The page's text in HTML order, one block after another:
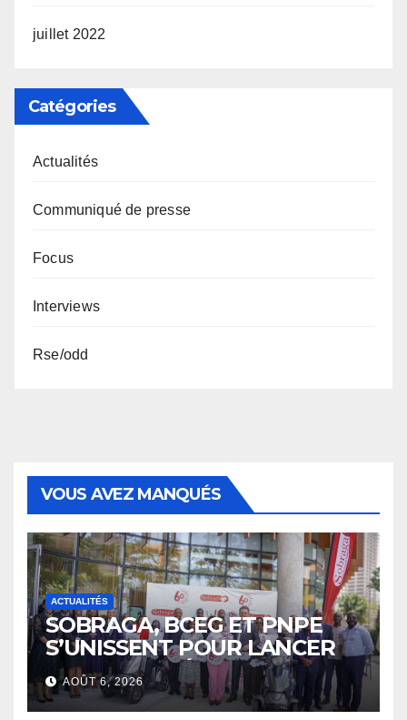
juillet 2022
Catégories
Actualités
Communiqué de presse
Focus
Interviews
Rse/odd
VOUS AVEZ MANQUÉS
ACTUALITÉS
SOBRAGA, BCEG ET PNPE
S’UNISSENT POUR LANCER
LE PROJET «ÉPICERIE 241 »
AOÛT 6, 2026